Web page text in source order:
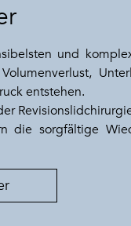
und
entstehen.
die sorgfältige